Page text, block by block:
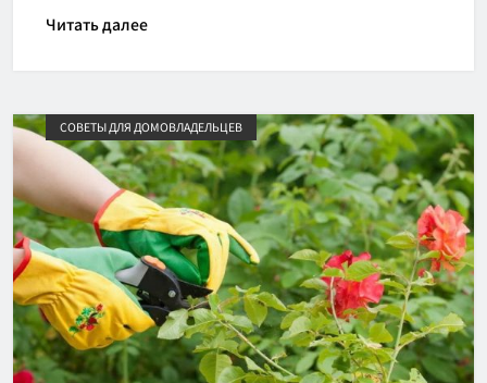
Читать далее
СОВЕТЫ ДЛЯ ДОМОВЛАДЕЛЬЦЕВ